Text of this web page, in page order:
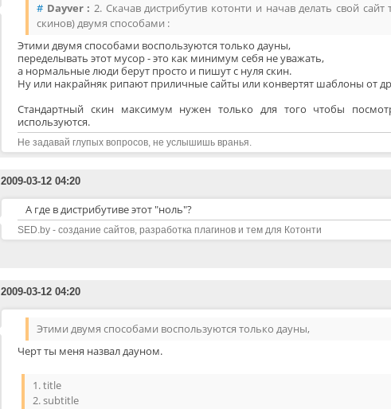
# Dayver : 2. Скачав дистрибутив котонти и начав делать свой
скинов) двумя способами :
Этими двумя способами воспользуются только дауны,
переделывать этот мусор - это как минимум себя не уважать,
а нормальные люди берут просто и пишут с нуля скин.
Ну или накрайняк рипают приличные сайты или конвертят шаблоны от
Стандартный скин максимум нужен только для того чтобы
используются.
Не задавай глупых вопросов, не услышишь вранья.
2009-03-12 04:20
А где в дистрибутиве этот "ноль"?
SED.by - создание сайтов, разработка плагинов и тем для Котонти
2009-03-12 04:20
Этими двумя способами воспользуются только дауны,
Черт ты меня назвал дауном.
1. title
2. subtitle